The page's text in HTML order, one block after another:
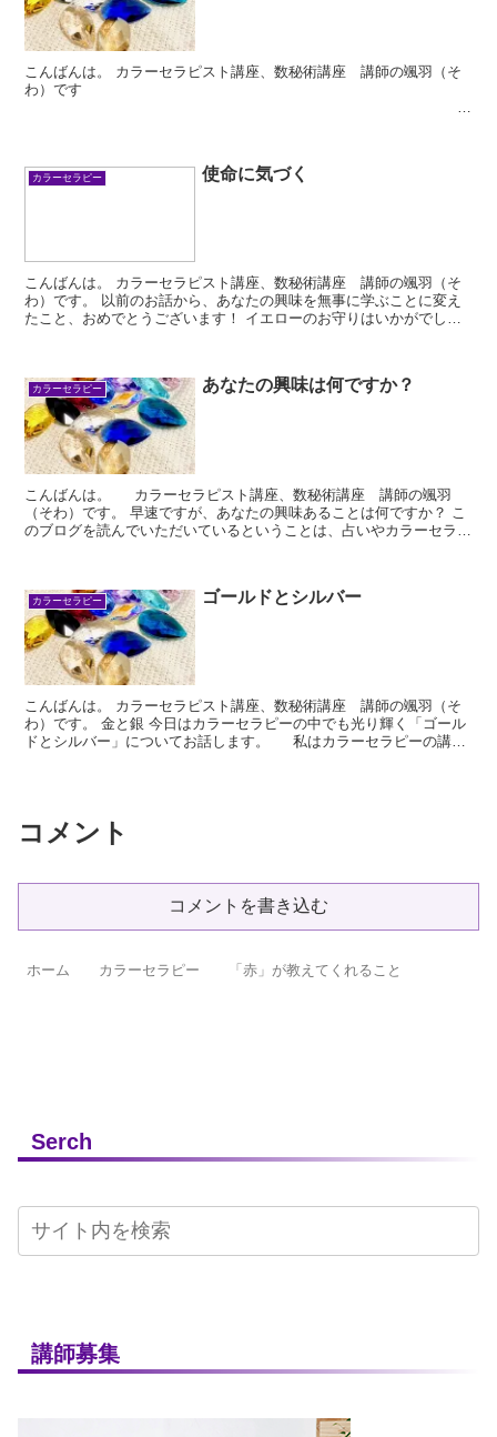
こんばんは。 カラーセラピスト講座、数秘術講座 講師の颯羽（そ
わ）です
カラーセラピー 使命に気づく
こんばんは。 カラーセラピスト講座、数秘術講座 講師の颯羽（そ
わ）です。 以前のお話から、あなたの興味を無事に学ぶことに変え
たこと、おめでとうございます！ イエローのお守りはいかがでした
カラーセラピー あなたの興味は何ですか？
こんばんは。 カラーセラピスト講座、数秘術講座 講師の颯羽
（そわ）です。 早速ですが、あなたの興味あることは何ですか？ こ
のブログを読んでいただいているということは、占いやカラーセラピ
カラーセラピー ゴールドとシルバー
こんばんは。 カラーセラピスト講座、数秘術講座 講師の颯羽（そ
わ）です。 金と銀 今日はカラーセラピーの中でも光り輝く「ゴール
ドとシルバー」についてお話します。 私はカラーセラピーの講座
コメント
コメントを書き込む
ホーム カラーセラピー 「赤」が教えてくれること
Serch
講師募集